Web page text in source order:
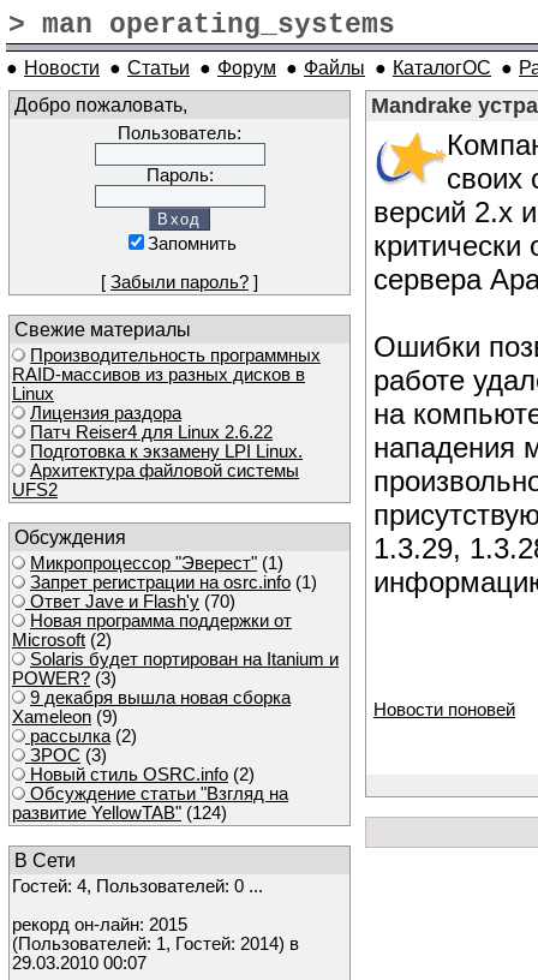
> man operating_systems
● Новости ● Статьи ● Форум ● Файлы ● КаталогОС ●
Добро пожаловать,
Пользователь:
Пароль:
Запомнить
[ Забыли пароль? ]
Свежие материалы
Производительность программных
RAID-массивов из разных дисков в
Linux
Лицензия раздора
Патч Reiser4 для Linux 2.6.22
Подготовка к экзамену LPI Linux.
Архитектура файловой системы
UFS2
Обсуждения
Микропроцессор "Эверест" (1)
Запрет регистрации на osrc.info (1)
Ответ Javе и Flash'у (70)
Новая программа поддержки от
Microsoft (2)
Solaris будет портирован на Itanium и
POWER? (3)
9 декабря вышла новая сборка
Xameleon (9)
рассылка (2)
ЗРОС (3)
Новый стиль OSRC.info (2)
Обсуждение статьи "Взгляд на
развитие YellowTAB" (124)
В Сети
Гостей: 4, Пользователей: 0 ...
рекорд он-лайн: 2015
(Пользователей: 1, Гостей: 2014) в
29.03.2010 00:07
Mandrake
своих
версий 2.х
сервера
Ошибки
работе
на
нападения
1.3.29,
Новости поновей